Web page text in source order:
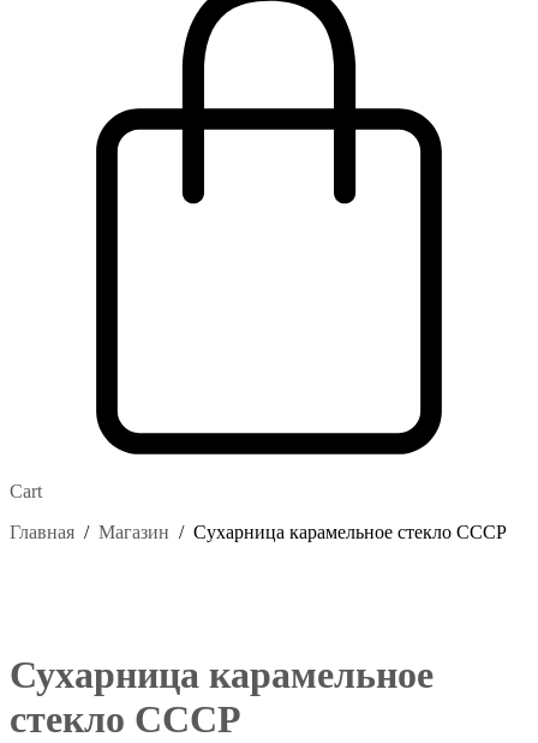
Cart
Главная / Магазин / Сухарница карамельное стекло СССР
Сухарница карамельное
стекло СССР